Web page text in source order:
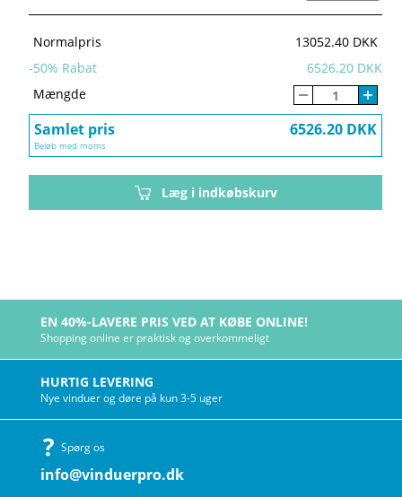
Normalpris
13052.40 DKK
-50% Rabat
6526.20 DKK
Mængde
Samlet pris 6526.20 DKK
Beløb med moms
Læg i indkøbskurv
EN 40%-LAVERE PRIS VED AT KØBE ONLINE!
Shopping online er praktisk og overkommeligt
HURTIG LEVERING
Nye vinduer og døre på kun 3-5 uger
Spørg os
info@vinduerpro.dk